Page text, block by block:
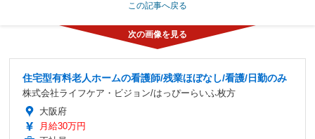
この記事へ戻る
住宅型有料老人ホームの看護師/残業ほぼなし/看護/日勤のみ
株式会社ライフケア・ビジョン/はっぴーらいふ枚方
大阪府
月給30万円